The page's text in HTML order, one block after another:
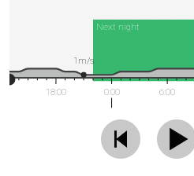
Next night
18:00 0:00 6:00
1m/s